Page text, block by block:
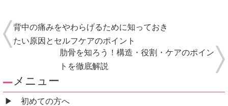
背中の痛みをやわらげるために知っておき
たい原因とセルフケアのポイント
肋骨を知ろう！構造・役割・ケアのポイン
トを徹底解説
メニュー
初めての方へ